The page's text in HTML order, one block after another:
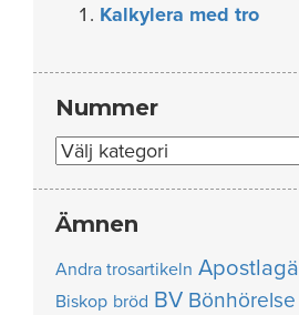
Kalkylera med tro
Nummer
Nummer
Ämnen
Andra trosartikeln
Biskop bröd BV Bönhörelse